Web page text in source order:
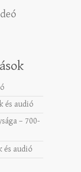
és audió
– 700-
és audió